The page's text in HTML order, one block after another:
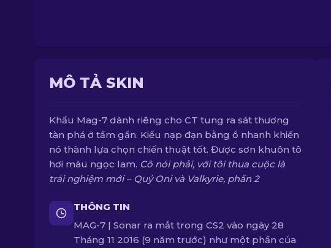
MÔ TẢ SKIN
Khẩu Mag-7 dành riêng cho CT tung ra sát thương
tàn phá ở tầm gần. Kiểu nạp đạn bằng ổ nhanh khiến
nó thành lựa chọn chiến thuật tốt. Được sơn khuôn tô
hơi màu ngọc lam. Cô nói phải, với tôi thua cuộc là
trải nghiệm mới – Quỷ Oni và Valkyrie, phần 2
THÔNG TIN
MAG-7 | Sonar ra mắt trong CS2 vào ngày 28
Tháng 11 2016 (9 năm trước) như một phần của